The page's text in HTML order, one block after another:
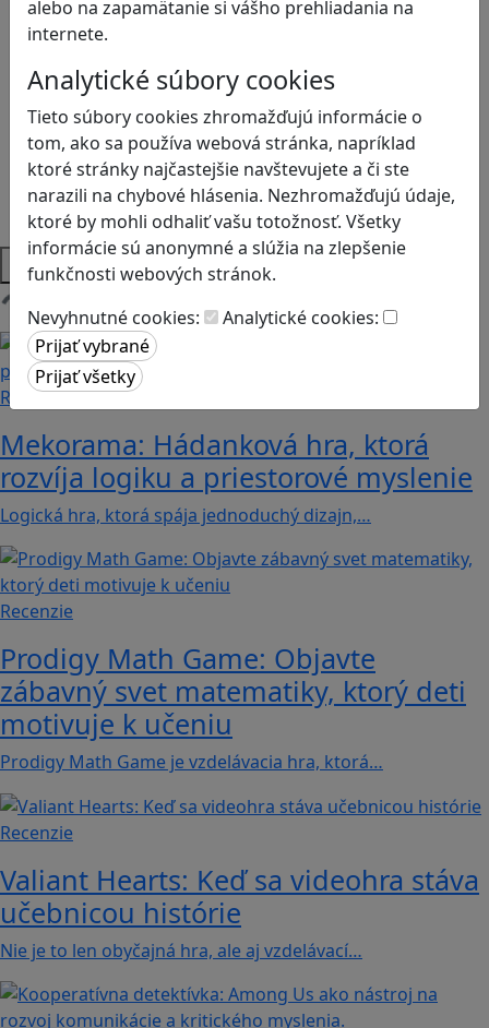
alebo na zapamätanie si vášho prehliadania na
internete.
Analytické súbory cookies
Tieto súbory cookies zhromažďujú informácie o
tom, ako sa používa webová stránka, napríklad
ktoré stránky najčastejšie navštevujete a či ste
narazili na chybové hlásenia. Nezhromažďujú údaje,
ktoré by mohli odhaliť vašu totožnosť. Všetky
informácie sú anonymné a slúžia na zlepšenie
funkčnosti webových stránok.
Nevyhnutné cookies:
Analytické cookies:
Kritické myslenie
Kyberšikana
Ľudské práva a tolerancia
Motorika a koncentrácia
Programovanie/Technika
Sociálne zručnosti a kooperácia
Strategické myslenie
Zdravie a pohyb
Platformy
Načítam blogy
Recenzie
Mekorama: Hádanková hra, ktorá
rozvíja logiku a priestorové myslenie
Logická hra, ktorá spája jednoduchý dizajn,…
Recenzie
Prodigy Math Game: Objavte
zábavný svet matematiky, ktorý deti
motivuje k učeniu
Prodigy Math Game je vzdelávacia hra, ktorá…
Recenzie
Valiant Hearts: Keď sa videohra stáva
učebnicou histórie
Nie je to len obyčajná hra, ale aj vzdelávací…